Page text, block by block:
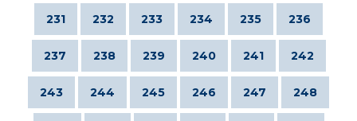
231 232 233 234 235 236
237 238 239 240 241 242
243 244 245 246 247 248